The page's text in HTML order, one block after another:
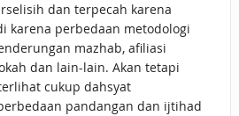
dan terpecah karena
karena perbedaan metodologi
mazhab, afiliasi
dan lain-lain. Akan tetapi
cukup dahsyat
pandangan dan ijtihad